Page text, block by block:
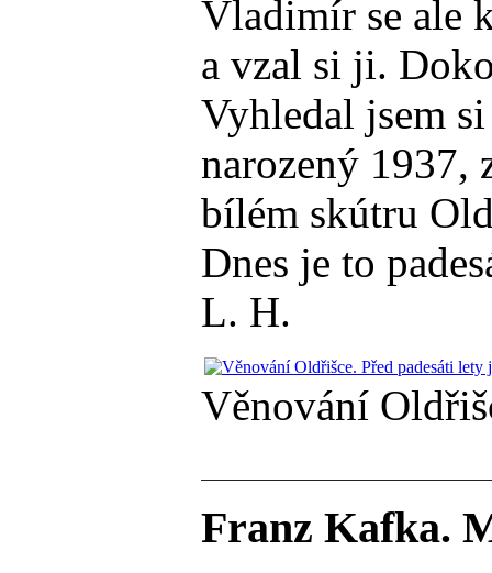
Vladimír se ale
a vzal si ji.
Vyhledal jsem
narozený 1937,
bílém skútru
Dnes je to
L. H.
Věnování
Franz Kafka.